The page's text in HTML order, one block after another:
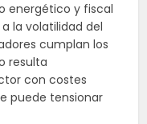
energético y fiscal
la volatilidad del
cumplan los
resulta
con costes
puede tensionar